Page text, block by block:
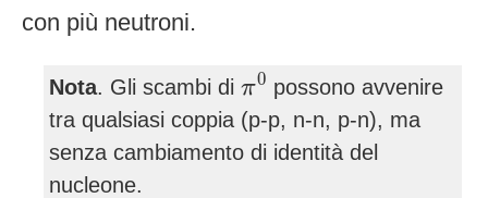
con più neutroni.
Nota. Gli scambi di π0
π0
possono avvenire
tra qualsiasi coppia (p-p, n-n, p-n), ma
senza cambiamento di identità del
nucleone.